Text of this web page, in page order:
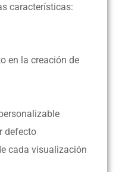
características:
en la creación de
defecto
cada visualización